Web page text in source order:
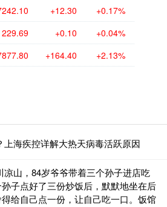
+12.30 +0.17%
229.69 +0.10 +0.04%
+164.40 +2.13%
海疾控详解大热天病毒活跃原因
山，84岁爷爷带着三个孙子进店吃
子点好了三份炒饭后，默默地坐在后
给自己点一份，让自己吃一口。饭馆